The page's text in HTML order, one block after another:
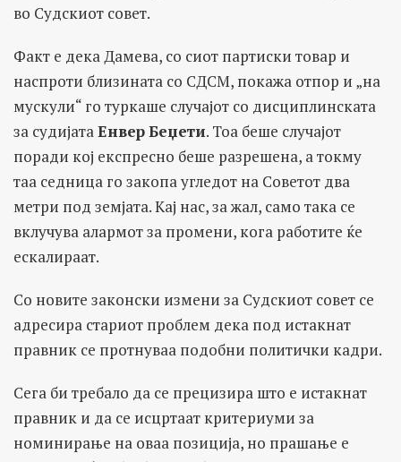
во Судскиот совет.
Факт е дека Дамева, со сиот партиски товар и
наспроти близината со СДСМ, покажа отпор и „на
мускули“ го туркаше случајот со дисциплинската
за судијатаЕнверБеџети. Тоа беше случајот
поради кој експресно беше разрешена, а токму
таа седница го закопа угледот на Советот два
метри под земјата. Кај нас, за жал, само така се
вклучува алармот за промени, кога работите ќе
ескалираат.
Со новите законски измени за Судскиот совет се
адресира стариот проблем дека под истакнат
правник се протнуваа подобни политички кадри.
Сега би требало да се прецизира што е истакнат
правник и да се исцртаат критериуми за
номинирање на оваа позиција, но прашање е